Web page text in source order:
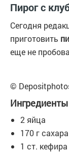
Пирог с
Сегодня
приготовить
еще не
©
2 яйца
170 г сахара
1 ст. кефира